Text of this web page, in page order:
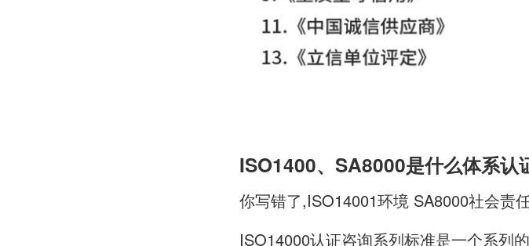
ISO1400、SA8000是什么体系认
你写错了,ISO14001环境 SA8000社会责
ISO14000认证咨询系列标准是一个系列